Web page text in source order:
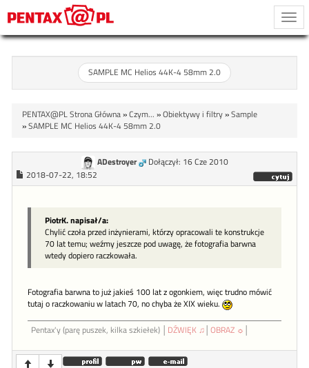
SAMPLE MC Helios 44K-4 58mm 2.0
PENTAX@PL Strona Główna»Czym... »Obiektywy i filtry»Sample
»SAMPLE MC Helios 44K-4 58mm 2.0
ADestroyer
Dołączył: 16 Cze 2010
2018-07-22, 18:52
PiotrK. napisał/a:
Chylić czoła przed inżynierami, którzy opracowali te konstrukcje
70 lat temu; weźmy jeszcze pod uwagę, że fotografia barwna
wtedy dopiero raczkowała.
Fotografia barwna to już jakieś 100 lat z ogonkiem, więc trudno mówić
tutaj o raczkowaniu w latach 70, no chyba że XIX wieku.
Pentax'y (parę puszek, kilka szkiełek) │ DŹWIĘK ♫ OBRAZ ☼